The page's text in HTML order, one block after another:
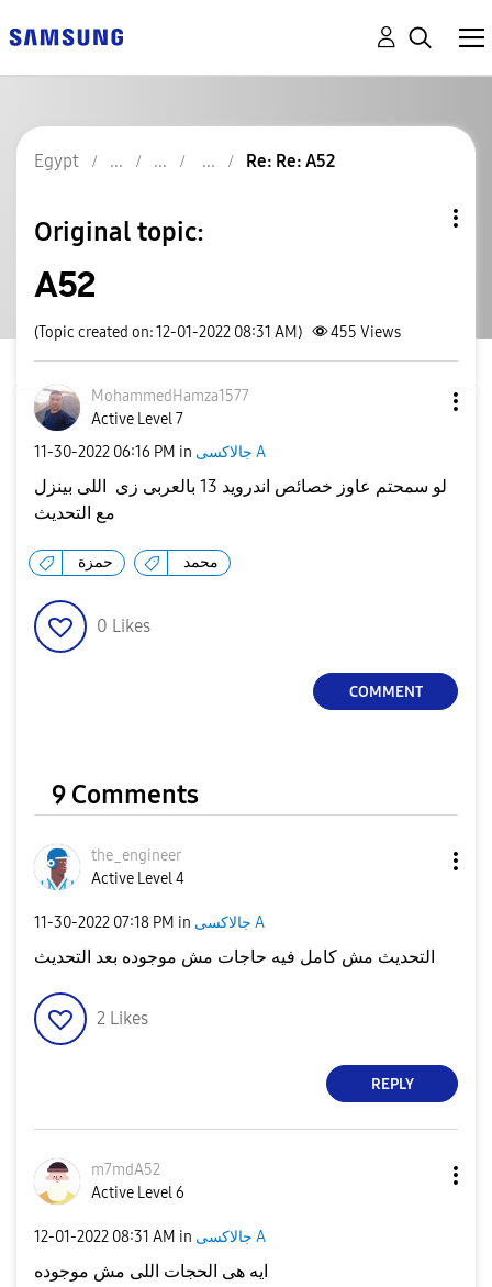
Egypt Re: Re: A52
Original topic:
A52
(Topic created on: 12-01-2022 08:31 AM) 455 Views
MohammedHamza1577
Active Level 7
‎11-30-2022 06:16 PM in جالاكسى A
لو سمحتم عاوز خصائص اندرويد 13 بالعربى زى اللى بينزل
حمزة محمد
0 Likes
COMMENT
9 Comments
the_engineer
Active Level 4
‎11-30-2022 07:18 PM in جالاكسى A
التحديث مش كامل فيه حاجات مش موجوده بعد التحديث
2 Likes
REPLY
m7mdA52
Active Level 6
‎12-01-2022 08:31 AM in جالاكسى A
ايه هى الحجات اللى مش موجوده